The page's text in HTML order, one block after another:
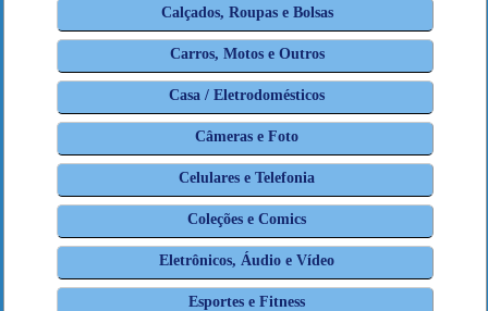
Calçados, Roupas e Bolsas
Carros, Motos e Outros
Casa / Eletrodomésticos
Câmeras e Foto
Celulares e Telefonia
Coleções e Comics
Eletrônicos, Áudio e Vídeo
Esportes e Fitness